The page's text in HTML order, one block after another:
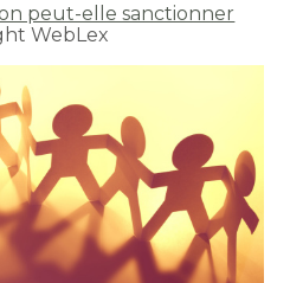
peut-elle sanctionner
WebLex